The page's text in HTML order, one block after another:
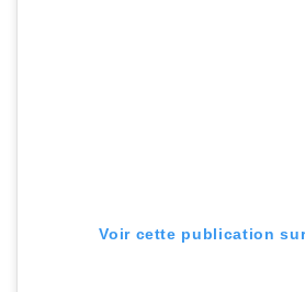
Voir cette publication